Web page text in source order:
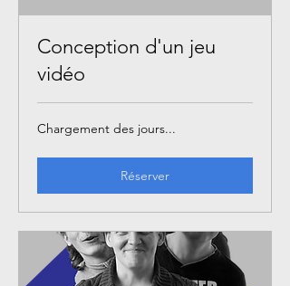
Conception d'un jeu
vidéo
Chargement des jours...
Réserver